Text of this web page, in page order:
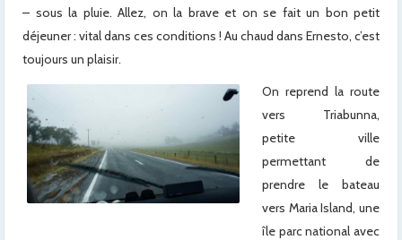
– sous la pluie. Allez, on la brave et on se fait un bon petit
déjeuner : vital dans ces conditions ! Au chaud dans Ernesto, c’est
toujours un plaisir.
On reprend la route
vers Triabunna,
petite ville
permettant de
prendre le bateau
vers Maria Island, une
île parc national avec